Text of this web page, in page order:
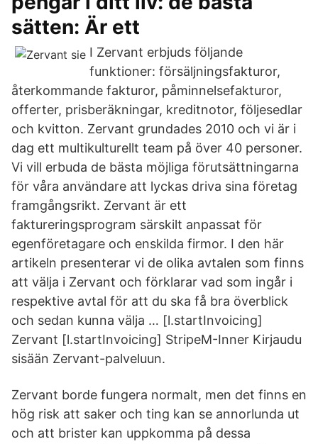
sätten: Är ett
I Zervant erbjuds följande
funktioner: försäljningsfakturor,
återkommande fakturor, påminnelsefakturor,
offerter, prisberäkningar, kreditnotor, följesedlar
och kvitton. Zervant grundades 2010 och vi är i
dag ett multikulturellt team på över 40 personer.
Vi vill erbuda de bästa möjliga förutsättningarna
för våra användare att lyckas driva sina företag
framgångsrikt. Zervant är ett
faktureringsprogram särskilt anpassat för
egenföretagare och enskilda firmor. I den här
artikeln presenterar vi de olika avtalen som finns
att välja i Zervant och förklarar vad som ingår i
respektive avtal för att du ska få bra överblick
och sedan kunna välja … [l.startInvoicing]
Zervant [l.startInvoicing] StripeM-Inner Kirjaudu
sisään Zervant-palveluun.
Zervant borde fungera normalt, men det finns en
hög risk att saker och ting kan se annorlunda ut
och att brister kan uppkomma på dessa